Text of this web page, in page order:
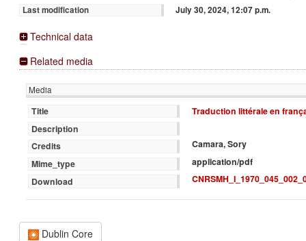
Last modification
July 30, 2024, 12:07 p.m.
Technical data
Related media
Media
Title
Traduction littérale en
Description
Credits
Camara, Sory
Mime_type
application/pdf
Download
Dublin Core